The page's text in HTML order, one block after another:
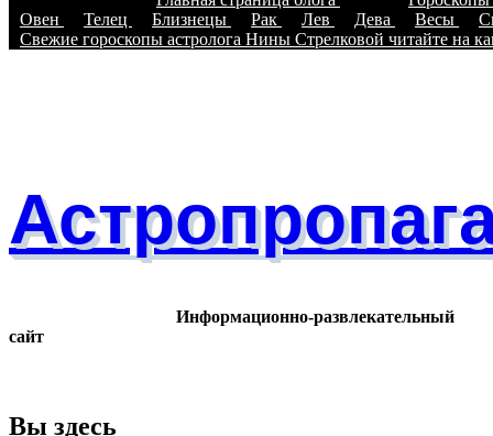
Овен
Телец Близнецы Рак Лев Дева Весы
Свежие гороскопы астролога Нины Стрелковой читайте на
Информационно-развлекательный
сайт
Вы здесь